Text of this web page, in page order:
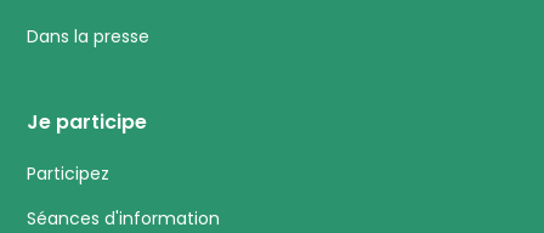
Dans la presse
Je participe
Participez
Séances d'information